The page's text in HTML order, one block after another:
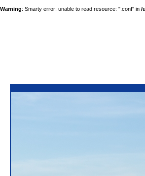
Warning: Smarty error: unable to read resource: ".conf" in /